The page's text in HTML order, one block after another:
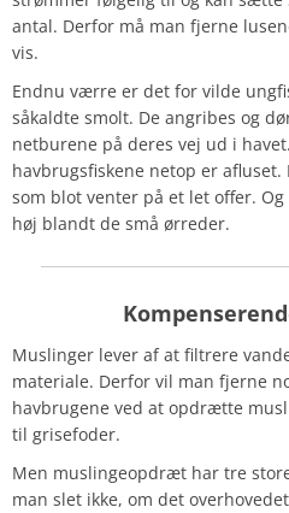
antal. Derfor må man fjerne
vis.
Endnu værre er det for vilde
såkaldte smolt. De angribes og
netburene på deres vej ud i
havbrugsfiskene netop er
som blot venter på et let offer.
høj blandt de små ørreder.
Muslinger lever af at filtrere
materiale. Derfor vil man fjerne
havbrugene ved at opdrætte
til grisefoder.
Men muslingeopdræt har tre
man slet ikke, om det